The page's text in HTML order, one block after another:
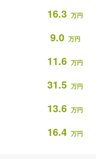
16.3 万円
9.0 万円
11.6 万円
31.5 万円
13.6 万円
16.4 万円